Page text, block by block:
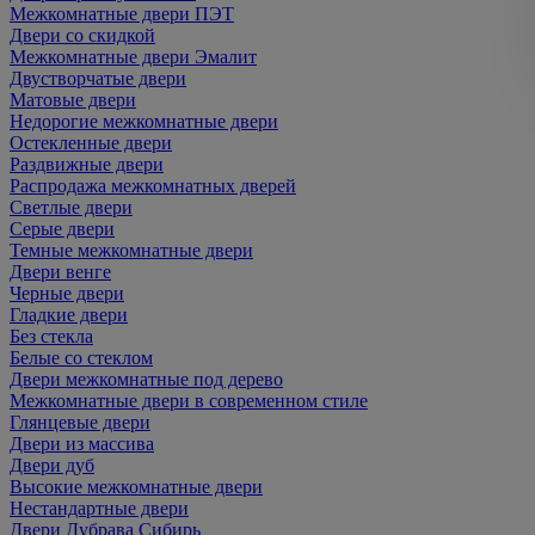
Межкомнатные двери ПЭТ
Двери со скидкой
Межкомнатные двери Эмалит
Двустворчатые двери
Матовые двери
Недорогие межкомнатные двери
Остекленные двери
Раздвижные двери
Распродажа межкомнатных дверей
Светлые двери
Серые двери
Темные межкомнатные двери
Двери венге
Черные двери
Гладкие двери
Без стекла
Белые со стеклом
Двери межкомнатные под дерево
Межкомнатные двери в современном стиле
Глянцевые двери
Двери из массива
Двери дуб
Высокие межкомнатные двери
Нестандартные двери
Двери Дубрава Сибирь